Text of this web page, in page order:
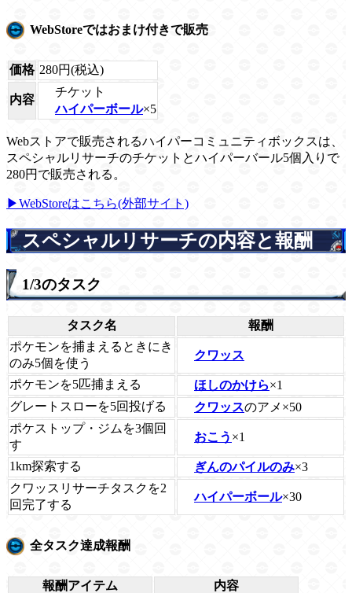
WebStoreではおまけ付きで販売
価格 280円(税込)
内容
チケット
ハイパーボール×5
Webストアで販売されるハイパーコミュニティボックスは、
スペシャルリサーチのチケットとハイパーバール5個入りで
280円で販売される。
▶WebStoreはこちら(外部サイト)
スペシャルリサーチの内容と報酬
1/3のタスク
タスク名
報酬
ポケモンを捕まえるときにき
のみ5個を使う
クワッス
ポケモンを5匹捕まえる ほしのかけら×1
グレートスローを5回投げる
クワッスのアメ×50
ポケストップ・ジムを3個回
す
おこう ×1
1km探索する ぎんのパイルのみ×3
クワッスリサーチタスクを2
回完了する
ハイパーボール×30
全タスク達成報酬
報酬アイテム
内容